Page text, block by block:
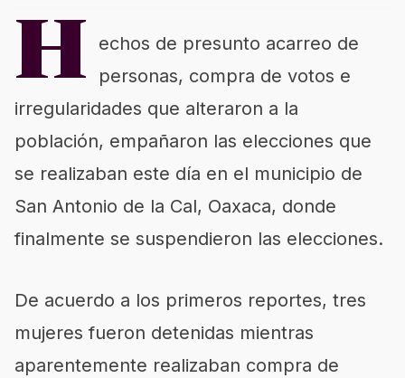
H
echos de presunto acarreo de
personas, compra de votos e
irregularidades que alteraron a la
población, empañaron las elecciones que
se realizaban este día en el municipio de
San Antonio de la Cal, Oaxaca, donde
finalmente se suspendieron las elecciones.
De acuerdo a los primeros reportes, tres
mujeres fueron detenidas mientras
aparentemente realizaban compra de